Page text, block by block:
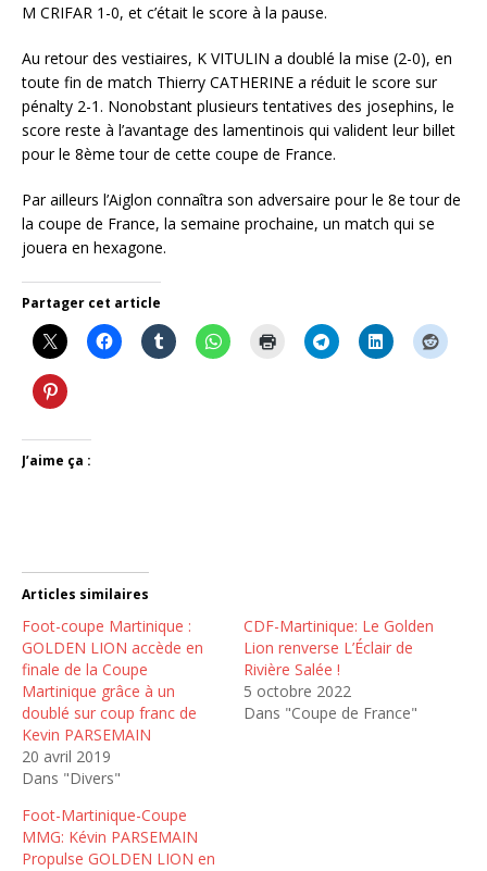
M CRIFAR 1-0, et c’était le score à la pause.
Au retour des vestiaires, K VITULIN a doublé la mise (2-0), en
toute fin de match Thierry CATHERINE a réduit le score sur
pénalty 2-1. Nonobstant plusieurs tentatives des josephins, le
score reste à l’avantage des lamentinois qui valident leur billet
pour le 8ème tour de cette coupe de France.
Par ailleurs l’Aiglon connaîtra son adversaire pour le 8e tour de
la coupe de France, la semaine prochaine, un match qui se
jouera en hexagone.
Partager cet article
J’aime ça :
Articles similaires
Foot-coupe Martinique :
GOLDEN LION accède en
finale de la Coupe
Martinique grâce à un
doublé sur coup franc de
Kevin PARSEMAIN
20 avril 2019
Dans "Divers"
CDF-Martinique: Le Golden
Lion renverse L’Éclair de
Rivière Salée !
5 octobre 2022
Dans "Coupe de France"
Foot-Martinique-Coupe
MMG: Kévin PARSEMAIN
Propulse GOLDEN LION en